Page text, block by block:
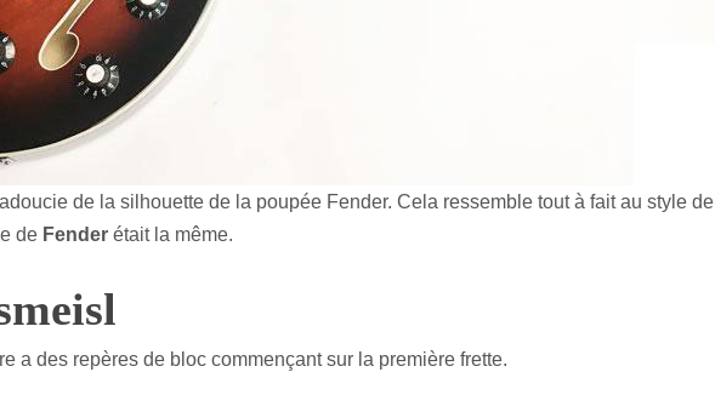
de la silhouette de la poupée Fender. Cela ressemble tout à fait au style de
de Fender était la même.
a des repères de bloc commençant sur la première frette.